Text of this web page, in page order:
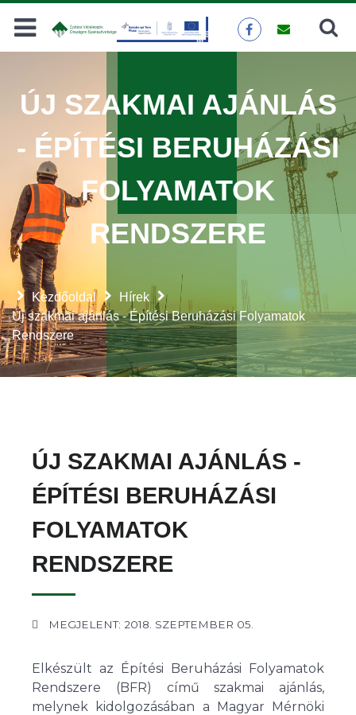
Keresés
Kezdőoldal
Hírek
Új szakmai ajánlás - Építési Beruházási Folyamatok
Rendszere
ÚJ SZAKMAI AJÁNLÁS
- ÉPÍTÉSI BERUHÁZÁSI
FOLYAMATOK
RENDSZERE
ÚJ SZAKMAI AJÁNLÁS -
ÉPÍTÉSI BERUHÁZÁSI
FOLYAMATOK
RENDSZERE
MEGJELENT: 2018. SZEPTEMBER 05.
Elkészült az Építési Beruházási Folyamatok
Rendszere (BFR) című szakmai ajánlás,
melynek kidolgozásában a Magyar Mérnöki